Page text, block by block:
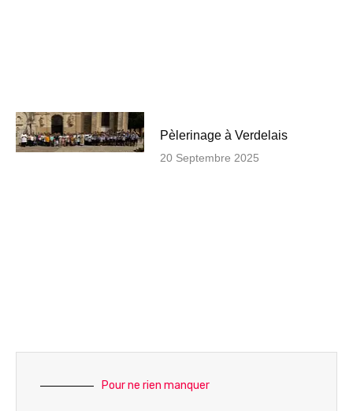
Pèlerinage à Verdelais
20 Septembre 2025
Pour ne rien manquer